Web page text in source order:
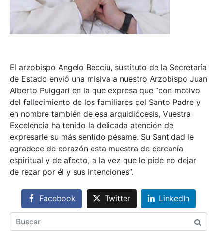
El arzobispo Angelo Becciu, sustituto de la Secretaría
de Estado envió una misiva a nuestro Arzobispo Juan
Alberto Puiggari en la que expresa que “con motivo
del fallecimiento de los familiares del Santo Padre y
en nombre también de esa arquidiócesis, Vuestra
Excelencia ha tenido la delicada atención de
expresarle su más sentido pésame. Su Santidad le
agradece de corazón esta muestra de cercanía
espiritual y de afecto, a la vez que le pide no dejar
de rezar por él y sus intenciones”.
Facebook Twitter LinkedIn